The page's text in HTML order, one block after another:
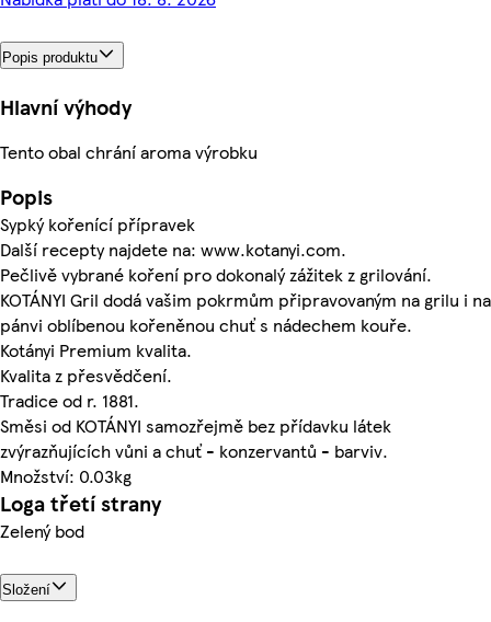
Popis produktu
Hlavní výhody
Tento obal chrání aroma výrobku
Popis
Sypký kořenící přípravek
Další recepty najdete na: www.kotanyi.com.
Pečlivě vybrané koření pro dokonalý zážitek z grilování.
KOTÁNYI Gril dodá vašim pokrmům připravovaným na grilu i na
pánvi oblíbenou kořeněnou chuť s nádechem kouře.
Kotányi Premium kvalita.
Kvalita z přesvědčení.
Tradice od r. 1881.
Směsi od KOTÁNYI samozřejmě bez přídavku látek
zvýrazňujících vůni a chuť - konzervantů - barviv.
Množství: 0.03kg
Loga třetí strany
Zelený bod
Složení